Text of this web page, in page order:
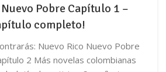
Pobre Capítulo 1 –
completo!
Nuevo Rico Nuevo Pobre
2 Más novelas colombianas